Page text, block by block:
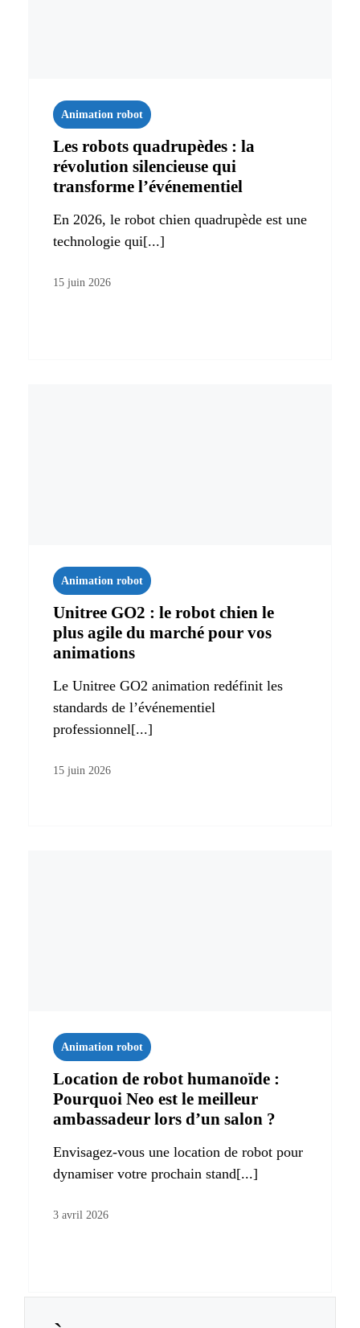
Animation robot
Les robots quadrupèdes : la
révolution silencieuse qui
transforme l’événementiel
En 2026, le robot chien quadrupède est une
technologie qui[...]
15 juin 2026
Animation robot
Unitree GO2 : le robot chien le
plus agile du marché pour vos
animations
Le Unitree GO2 animation redéfinit les
standards de l’événementiel
professionnel[...]
15 juin 2026
Animation robot
Location de robot humanoïde :
Pourquoi Neo est le meilleur
ambassadeur lors d’un salon ?
Envisagez-vous une location de robot pour
dynamiser votre prochain stand[...]
3 avril 2026